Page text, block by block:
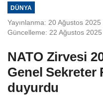
DÜNYA
Yayınlanma: 20 Ağustos
Güncelleme: 22 Ağustos
NATO Zirvesi
Genel Sekreter
duyurdu